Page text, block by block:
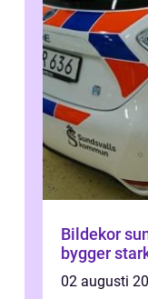
Bildekor sundsvall
bygger
02 augusti